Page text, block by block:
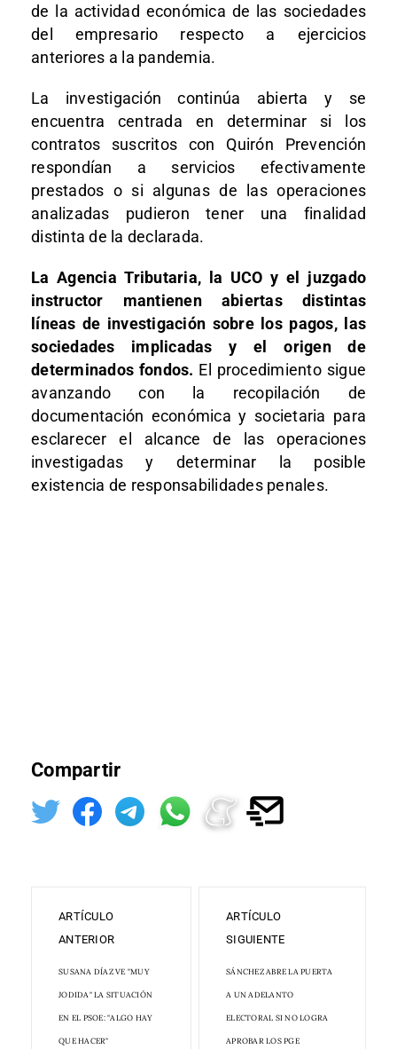
de la actividad económica de las sociedades
del empresario respecto a ejercicios
anteriores a la pandemia.
La investigación continúa abierta y se
encuentra centrada en determinar si los
contratos suscritos con Quirón Prevención
respondían a servicios efectivamente
prestados o si algunas de las operaciones
analizadas pudieron tener una finalidad
distinta de la declarada.
La Agencia Tributaria, la UCO y el juzgado
instructor mantienen abiertas distintas
líneas de investigación sobre los pagos, las
sociedades implicadas y el origen de
determinados fondos. El procedimiento sigue
avanzando con la recopilación de
documentación económica y societaria para
esclarecer el alcance de las operaciones
investigadas y determinar la posible
existencia de responsabilidades penales.
Compartir
ARTÍCULO
ANTERIOR
SUSANA DÍAZ VE "MUY
JODIDA" LA SITUACIÓN
EN EL PSOE: "ALGO HAY
QUE HACER"
ARTÍCULO
SIGUIENTE
SÁNCHEZ ABRE LA PUERTA
A UN ADELANTO
ELECTORAL SI NO LOGRA
APROBAR LOS PGE